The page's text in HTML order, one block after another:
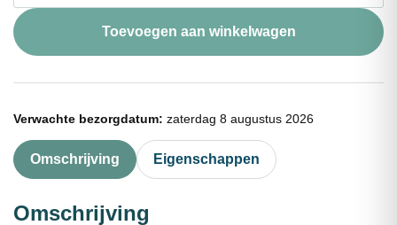
gerookt
portion
control
(sandwich)
aantal
Toevoegen aan winkelwagen
Verwachte bezorgdatum: zaterdag 8 augustus 2026
Omschrijving Eigenschappen
Omschrijving